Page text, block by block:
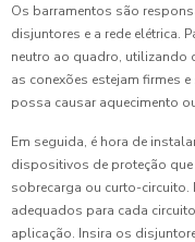
Os barramentos são
disjuntores e a rede elétrica.
neutro ao quadro, utilizando
as conexões estejam firmes
possa causar aquecimento
Em seguida, é hora de
dispositivos de proteção
sobrecarga ou curto-
adequados para cada
aplicação. Insira os